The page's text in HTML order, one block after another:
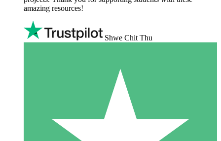
amazing resources!
Shwe Chit Thu